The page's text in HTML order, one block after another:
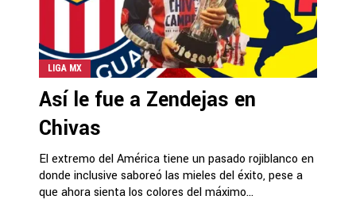
LIGA MX
Así le fue a Zendejas en
Chivas
El extremo del América tiene un pasado rojiblanco en
donde inclusive saboreó las mieles del éxito, pese a
que ahora sienta los colores del máximo...